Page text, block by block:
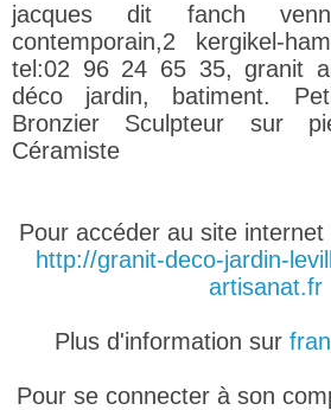
jacques dit fanch
contemporain,2 kergikel-
tel:02 96 24 65 35, granit
déco jardin, batiment.
Bronzier Sculpteur sur
Céramiste
Pour accéder au site
http://granit-deco-jardin-
artisanat.fr
Plus d'information sur
Pour se connecter à son